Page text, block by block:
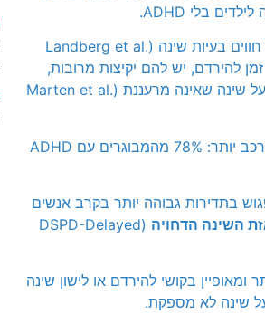
בקרב מתבגרים נמצא כי, עד 72% מהם חווים בעיות שינה (Landberg et al.
זמן להירדם, יש להם יקיצות מרובות,
הם ישנוניים יותר במהלך היום ומדווחים על שינה שאינה מרעננת (Marten et al.
אצל מבוגרים עם ADHD, המצב כבר מורכב יותר: 78% מהמבוגרים עם ADHD
בתדירות גבוהה יותר בקרב אנשים
השינה הדחויה
(DSPD-Delayed
ומאופיין בקושי להירדם או לישון שינה
על שינה לא מספקת.